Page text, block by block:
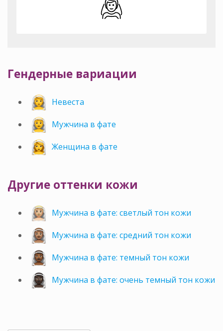
Гендерные вариации
Невеста
Мужчина в фате
Женщина в фате
Другие оттенки кожи
Мужчина в фате: светлый тон кожи
Мужчина в фате: средний тон кожи
Мужчина в фате: темный тон кожи
Мужчина в фате: очень темный тон кожи